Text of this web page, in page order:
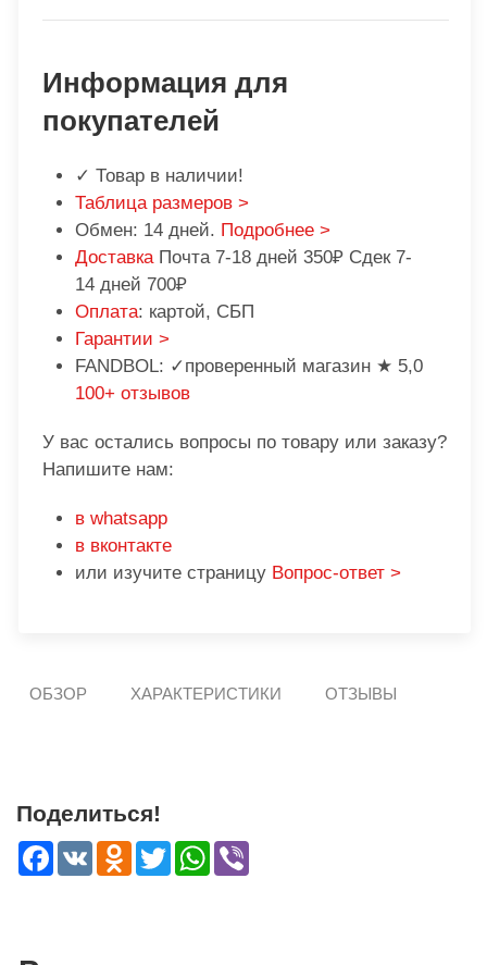
Информация для
покупателей
✓ Товар в наличии!
Таблица размеров >
Обмен: 14 дней. Подробнее >
Доставка Почта 7-18 дней 350₽ Сдек 7-
14 дней 700₽
Оплата: картой, СБП
Гарантии >
FANDBOL: ✓проверенный магазин ★ 5,0
100+ отзывов
У вас остались вопросы по товару или заказу?
Напишите нам:
в whatsapp
в вконтакте
или изучите страницу Вопрос-ответ >
ОБЗОР ХАРАКТЕРИСТИКИ ОТЗЫВЫ
Поделиться!
Facebook
VK Odnoklassniki
TwitterWhatsApp